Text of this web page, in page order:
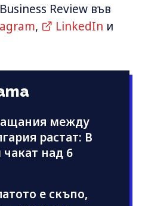
Review във
, LinkedIn и
между
растат: В
над 6
е скъпо,